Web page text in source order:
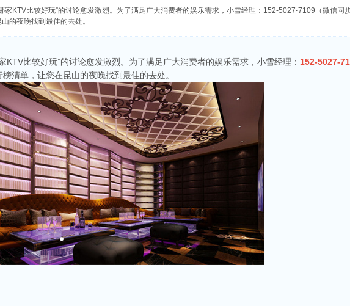
家KTV比较好玩”的讨论愈发激烈。为了满足广大消费者的娱乐需求，小雪经理：152-5027-7109（微信同
的夜晚找到最佳的去处。
比较好玩”的讨论愈发激烈。为了满足广大消费者的娱乐需求，小雪经理： 152-5027-
清单，让您在昆山的夜晚找到最佳的去处。